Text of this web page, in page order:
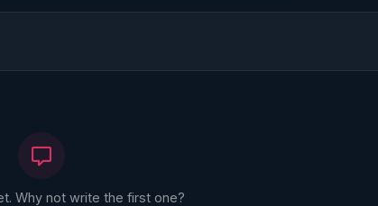
Why not write the first one?